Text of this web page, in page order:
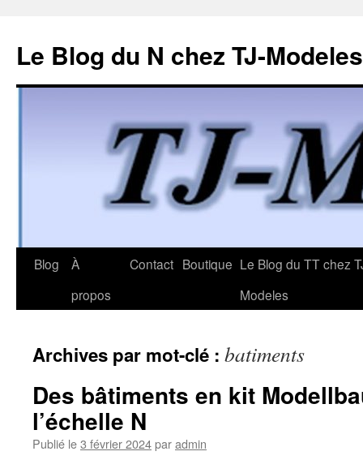
Le Blog du N chez TJ-Modeles
Aller
Blog
À
propos
Contact Boutique Le Blog du TT chez
Modeles
Archives par mot-clé : batiments
Des bâtiments en kit
l’échelle N
Publié le3 février 2024paradmin